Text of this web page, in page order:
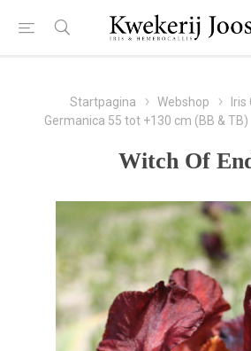
Startpagina Webshop
Germanica 55 tot +130 cm (BB & TB)
Witch Of